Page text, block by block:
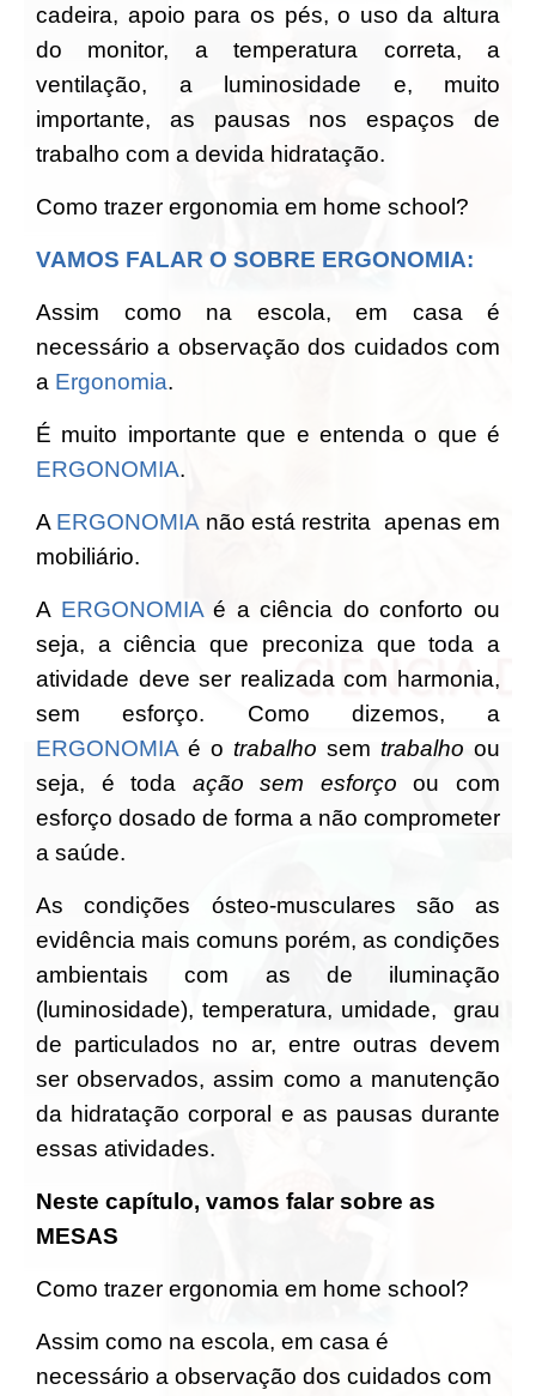
cadeira, apoio para os pés, o uso da altura
do monitor, a temperatura correta, a
ventilação, a luminosidade e, muito
importante, as pausas nos espaços de
trabalho com a devida hidratação.
Como trazer ergonomia em home school?
VAMOS FALAR O SOBRE ERGONOMIA:
Assim como na escola, em casa é
necessário a observação dos cuidados com
a Ergonomia.
É muito importante que e entenda o que é
ERGONOMIA.
A ERGONOMIA não está restrita apenas em
mobiliário.
A ERGONOMIAé a ciência do conforto ou
seja, a ciência que preconiza que toda a
atividade deve ser realizada com harmonia,
sem esforço. Como dizemos, a
ERGONOMIA é o trabalho sem trabalho ou
seja, é toda ação sem esforço ou com
esforço dosado de forma a não comprometer
a saúde.
As condições ósteo-musculares são as
evidência mais comuns porém, as condições
ambientais com as de iluminação
(luminosidade), temperatura, umidade, grau
de particulados no ar, entre outras devem
ser observados, assim como a manutenção
da hidratação corporal e as pausas durante
essas atividades.
Neste capítulo, vamos falar sobre as
MESAS
Como trazer ergonomia em home school?
Assim como na escola, em casa é
necessário a observação dos cuidados com